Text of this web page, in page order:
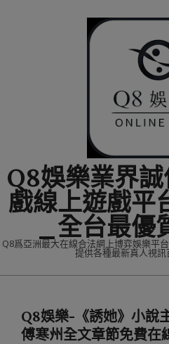
Q8娛樂業界
戲線上遊戲平
_全台最優
Q8爲亞洲最大在線合法網上博弈娛樂平
提供各種最新真人視
MenuQ8娛樂-《誘她》小說
傅寒州全文章節免費在